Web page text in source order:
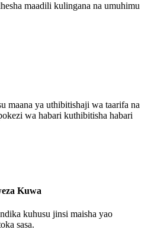
maadili kulingana na umuhimu
maana ya uthibitishaji wa taarifa na
wa habari kuthibitisha habari
Kuwa
kuhusu jinsi maisha yao
sasa.